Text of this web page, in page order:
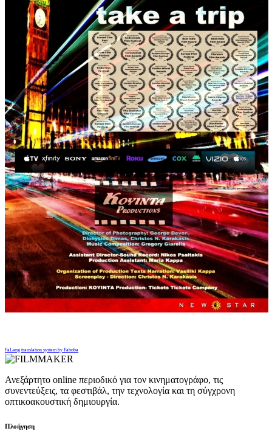
FaLang translation system by Faboba
Ανεξάρτητο online περιοδικό για τον κινηματογράφο, τις
συνεντεύξεις, τα φεστιβάλ, την τεχνολογία και τη σύγχρονη
οπτικοακουστική δημιουργία.
Πλοήγηση